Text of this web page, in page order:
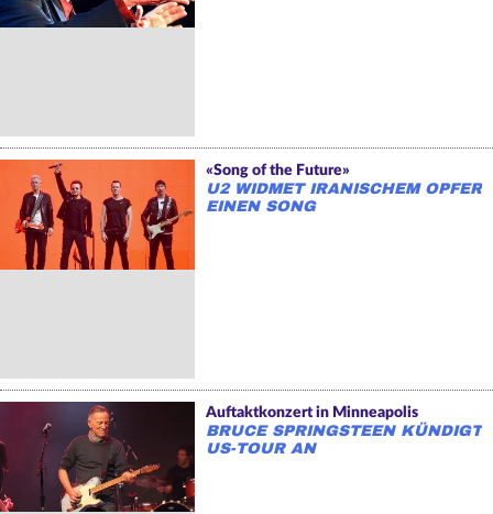
«Song of the Future»
U2 WIDMET IRANISCHEM OPFER
EINEN SONG
Auftaktkonzert in Minneapolis
BRUCE SPRINGSTEEN KÜNDIGT
US-TOUR AN